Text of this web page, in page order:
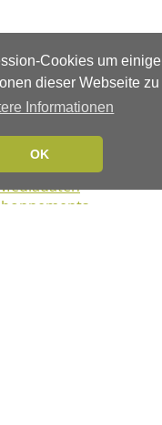
Cookies um einige
dieser Webseite zu
Informationen
OK